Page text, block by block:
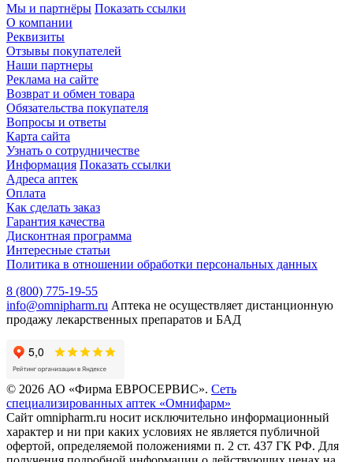
Мы и партнёры Показать ссылки
О компании
Реквизиты
Отзывы покупателей
Наши партнеры
Реклама на сайте
Возврат и обмен товара
Обязательства покупателя
Вопросы и ответы
Карта сайта
Узнать о сотрудничестве
Информация Показать ссылки
Адреса аптек
Оплата
Как сделать заказ
Гарантия качества
Дисконтная программа
Интересные статьи
Политика в отношении обработки персональных данных
8 (800) 775-19-55
info@omnipharm.ru Аптека не осуществляет дистанционную
продажу лекарственных препаратов и БАД
© 2026 АО «Фирма ЕВРОСЕРВИС». Сеть
специализированных аптек «Омнифарм»
Сайт omnipharm.ru носит исключительно информационный
характер и ни при каких условиях не является публичной
офертой, определяемой положениями п. 2 ст. 437 ГК РФ. Для